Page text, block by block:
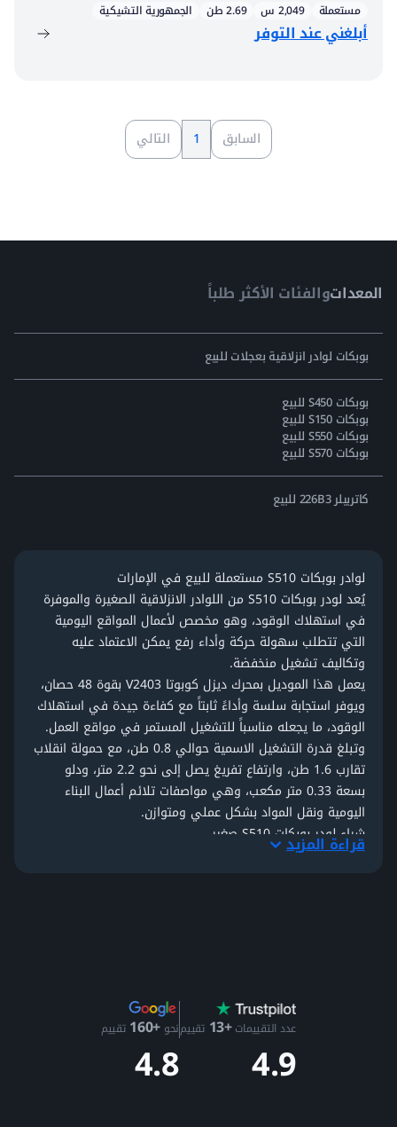
مستعملة 2,049 س 2.69 طن الجمهورية التشيكية
أبلغني عند التوفر
السابق 1 التالي
المعداتوالفئات الأكثر طلباً
بوبكات لوادر انزلاقية بعجلات للبيع
بوبكات S450 للبيع
بوبكات S150 للبيع
بوبكات S550 للبيع
بوبكات S570 للبيع
كاتربيلر 226B3 للبيع
لوادر بوبكات S510 مستعملة للبيع في الإمارات
يُعد لودر بوبكات S510 من اللوادر الانزلاقية الصغيرة والموفرة
في استهلاك الوقود، وهو مخصص لأعمال المواقع اليومية
التي تتطلب سهولة حركة وأداء رفع يمكن الاعتماد عليه
وتكاليف تشغيل منخفضة.
يعمل هذا الموديل بمحرك ديزل كوبوتا V2403
بقوة 48 حصان،
ويوفر استجابة سلسة وأداءً ثابتاً مع كفاءة جيدة في استهلاك
الوقود، ما يجعله مناسباً للتشغيل المستمر في مواقع العمل.
وتبلغ قدرة التشغيل الاسمية حوالي 0.8 طن، مع حمولة انقلاب
تقارب 1.6 طن، وارتفاع تفريغ يصل إلى نحو 2.2 متر، ودلو
بسعة 0.33 متر مكعب، وهي مواصفات تلائم أعمال البناء
اليومية ونقل المواد بشكل عملي ومتوازن.
شراء لودر بوبكات S510 صغير
الموقع دون إضاعة وقت بين المهام.
لوادر بوبكات S510 انزلاقية مستعملة في الإمارات،
وتشمل معدات بساعات تشغيل منخفضة ومفحوصة وبمواصفات
قراءة المزيد
عدد التقييمات+13 تقييم
4.9
نحو +160 تقييم
4.8